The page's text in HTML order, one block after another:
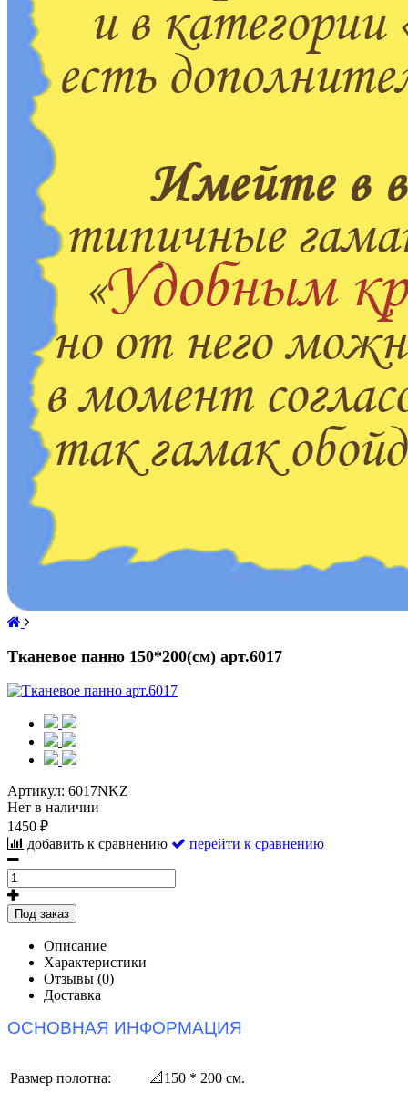
Тканевое панно 150*200(см) арт.6017
Артикул: 6017NKZ
Нет в наличии
1450 ₽
добавить к сравнению
перейти к сравнению
Под заказ
Описание
Характеристики
Отзывы (0)
Доставка
ОСНОВНАЯ ИНФОРМАЦИЯ
Размер полотна: 📐 150 * 200 см.